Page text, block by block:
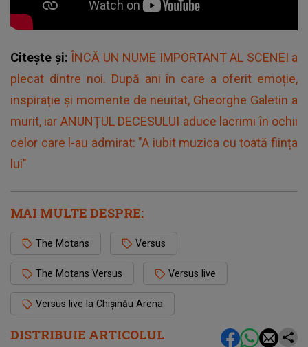
DISTRIBUIE ARTICOLUL
Citește și: ÎNCĂ UN NUME IMPORTANT AL SCENEI a
plecat dintre noi. După ani în care a oferit emoție,
inspirație și momente de neuitat, Gheorghe Galetin a
murit, iar ANUNȚUL DECESULUI aduce lacrimi în ochii
celor care l-au admirat: "A iubit muzica cu toată ființa
lui"
MAI MULTE DESPRE:
The Motans Versus
The Motans Versus Versus live
Versus live la Chișinău Arena